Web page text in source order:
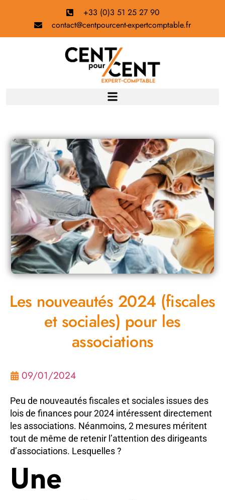
+33 (0)3 51 25 27 90
contact@centpourcent-expertcomptable.fr
Les nouveautés 2024 (fiscales
et sociales) pour les
associations
09/01/2024
Peu de nouveautés fiscales et sociales issues des
lois de finances pour 2024 intéressent directement
les associations. Néanmoins, 2 mesures méritent
tout de même de retenir l’attention des dirigeants
d’associations. Lesquelles ?
Une